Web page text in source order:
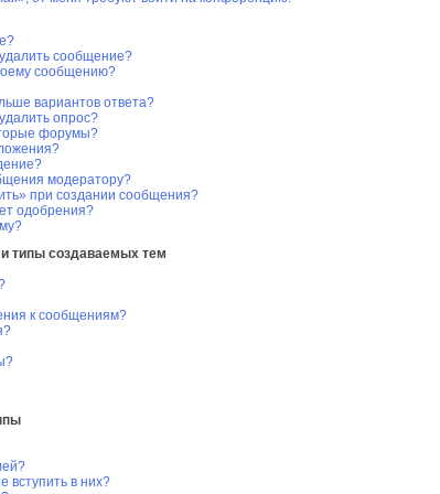
сообщение?
сообщению?
вариантов ответа?
опрос?
форумы?
модератору?
при создании сообщения?
одобрения?
типы создаваемых тем
к сообщениям?
вступить в них?